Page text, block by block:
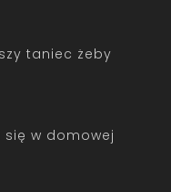
taniec żeby
w domowej